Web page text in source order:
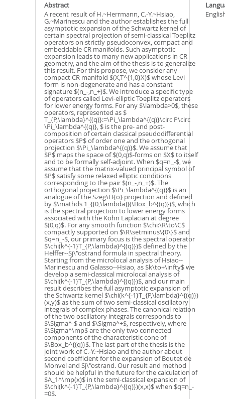
Abstract
A recent result of H.~Herrmann, C.-Y.~Hsiao,
G.~Marinescu and the author establishes the full
asymptotic expansion of the Schwartz kernel of
certain spectral projection of semi-classical Toeplitz
operators on strictly pseudoconvex, compact and
embeddable CR manifolds. Such asymptotic
expansion leads to many new applications in CR
geometry, and the aim of the thesis is to generalize
this result. For this propose, we consider any
compact CR manifold $(X,T^{1,0}X)$ whose Levi
form is non-degenerate and has a constant
signature $(n_-,n_+)$. We introduce a specific type
of operators called Levi-elliptic Toeplitz operators
for lower energy forms. For any $\lambda>0$, these
operators, represented as $
T_{P,\lambda}^{(q)}:=\Pi_\lambda^{(q)}\circ P\circ
\Pi_\lambda^{(q)}, $ is the pre- and post-
composition of certain classical pseudodifferential
operators $P$ of order one and the orthogonal
projection $\Pi_\lambda^{(q)}$. We assume that
$P$ maps the space of $(0,q)$-forms on $X$ to itself
and to be formally self-adjoint. When $q=n_-$, we
assume that the matrix-valued principal symbol of
$P$ satisfy some relaxed elliptic conditions
corresponding to the pair $(n_-,n_+)$. The
orthogonal projection $\Pi_\lambda^{(q)}$ is an
analogue of the Szeg\H{o} projection and defined
by $\mathds 1_{[0,\lambda]}(\Box_b^{(q)})$, which
is the spectral projection to lower energy forms
associated with the Kohn Laplacian at degree
$(0,q)$. For any smooth function $\chi:\R\to\C$
compactly supported on $\R\setminus\{0\}$ and
$q=n_-$, our primary focus is the spectral operator
$\chi(k^{-1}T_{P,\lambda}^{(q)})$ defined by the
Helffer--Sj\"ostrand formula in spectral theory.
Starting from the microlocal analysis of Hsiao--
Marinescu and Galasso--Hsiao, as $k\to+\infty$ we
develop a semi-classical microlocal analysis of
$\chi(k^{-1}T_{P,\lambda}^{(q)})$, and our main
result describes the full asymptotic expansion of
the Schwartz kernel $\chi(k^{-1}T_{P,\lambda}^{(q)})
(x,y)$ as the sum of two semi-classical oscillatory
integrals of complex phases. The canonical relation
of the two oscillatory integrals corresponds to
$\Sigma^-$ and $\Sigma^+$, respectively, where
$\Sigma^\mp$ are the only two connected
components of the characteristic cone of
$\Box_b^{(q)}$. The last part of the thesis is the
joint work of C.-Y.~Hsiao and the author about
second coefficient for the expansion of Boutet de
Monvel and Sj\"ostrand. Our result and method
should be helpful in the future for the calculation of
$A_1^\mp(x)$ in the semi-classical expansion of
$\chi(k^{-1}T_{P,\lambda}^{(q)})(x,x)$ when $q=n_-
=0$.